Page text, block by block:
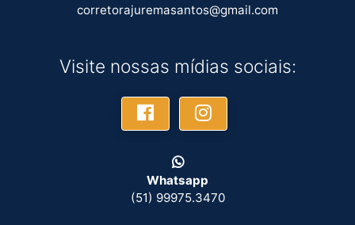
corretorajuremasantos@gmail.com
Visite nossas mídias sociais:
Whatsapp
(51) 99975.3470